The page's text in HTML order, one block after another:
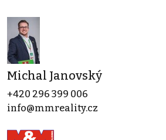
Michal Janovský
+420 296 399 006
info@mmreality.cz